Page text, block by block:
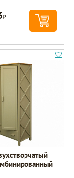
Р